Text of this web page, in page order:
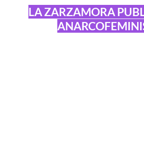
LA ZARZAMORA